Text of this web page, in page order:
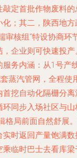
定首批作物废料
；其二，陕西地
审核组“特设协商环
企业则可快速投
务内涵：从1号产
蒸汽管网，全程使
挖自动化隔栅分
同步入场社区与
格局前面自然舒展
时返回产量饱满
临时巴士去看库